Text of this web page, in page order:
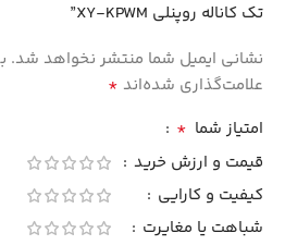
تک کاناله روپنلی XY-KPWM”
نشانی ایمیل شما منتشر نخواهد شد.
علامت‌گذاری شده‌اند *
امتیاز شما *
قیمت و ارزش خرید
کیفیت و کارایی
شباهت یا مغایرت